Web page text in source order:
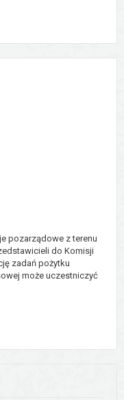
pozarządowe z terenu
do Komisji
zadań pożytku
może uczestniczyć